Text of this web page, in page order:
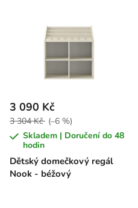
t
ů
r
o
d
u
k
t
Dětský domečkový regál
Nook - béžový
3 090 Kč
3 304 Kč (–6 %)
Skladem | Doručení do 48
hodin